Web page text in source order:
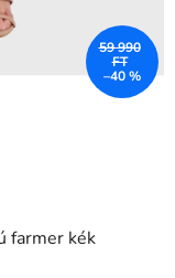
farmer kék
59 990
FT
–40 %